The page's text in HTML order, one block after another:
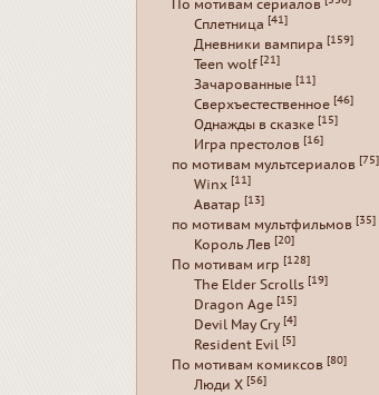
По мотивам сериалов
Сплетница [41]
Дневники вампира [159]
Teen wolf [21]
Зачарованные [11]
Сверхъестественное [46]
Однажды в сказке [15]
Игра престолов [16]
по мотивам мультсериалов [75]
Winx [11]
Аватар [13]
по мотивам мультфильмов [35]
Король Лев [20]
По мотивам игр [128]
The Elder Scrolls [19]
Dragon Age [15]
Devil May Cry [4]
Resident Evil [5]
По мотивам комиксов [80]
Люди Х [56]